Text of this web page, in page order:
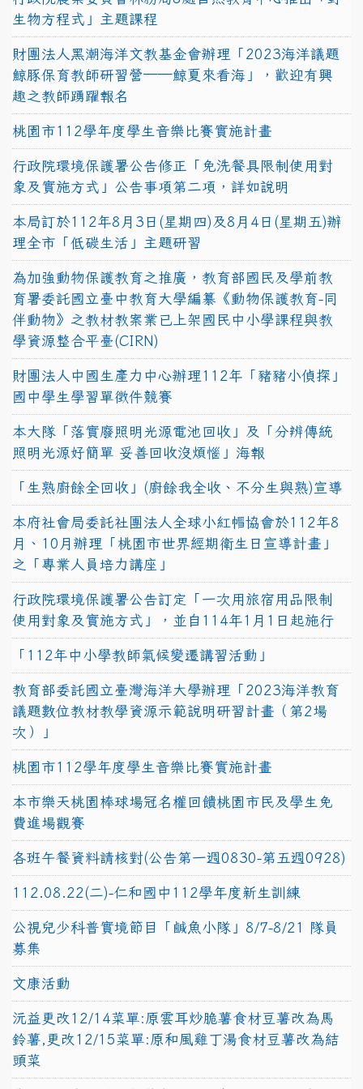
生物方程式」主題課程
財團法人黑潮海洋文教基金會辦理「2023海洋議題
鯨豚保育教師研習營──鯨夏來看海」，歡迎有興
趣之教師踴躍報名
桃園市112學年度學生音樂比賽實施計畫
行政院環境保護署公告修正「免洗餐具限制使用對
象及實施方式」公告事項第二項，詳如說明
本局訂於112年8月3日(星期四)及8月4日(星期五)辦
理全市「低碳生活」主題研習
為加強動物保護教育之推廣，教育部國民及學前教
育署委託國立臺中教育大學編纂《動物保護教育-同
伴動物》之教材教案業已上架國民中小學課程與教
學資源整合平臺(CIRN)
財團法人中國生產力中心辦理112年「豬豬小偵探」
國中學生學習單徵件競賽
本大隊「落實廢照明光源電池回收」及「分辨傳統
照明光源好簡單 妥善回收沒煩惱」海報
「生熟廚餘全回收」(廚餘我全收、不分生與熟)宣導
本府社會局委託社團法人全球小紅帽協會於112年8
月、10月辦理「桃園市世界經期衛生日宣導計畫」
之「專業人員培力講座」
行政院環境保護署公告訂定「一次用旅宿用品限制
使用對象及實施方式」，並自114年1月1日起施行
「112年中小學教師氣候變遷講習活動」
教育部委託國立臺灣海洋大學辦理「2023海洋教育
議題數位教材教學資源示範說明研習計畫（第2場
次）」
桃園市112學年度學生音樂比賽實施計畫
本市樂天桃園棒球場冠名權回饋桃園市民及學生免
費進場觀賽
各班午餐資料請核對(公告第一週0830-第五週0928)
112.08.22(二)-仁和國中112學年度新生訓練
公視兒少科普實境節目「鹹魚小隊」8/7-8/21 隊員
募集
文康活動
沅益更改12/14菜單:原雲耳炒脆薯食材豆薯改為馬
鈴薯,更改12/15菜單:原和風雞丁湯食材豆薯改為結
頭菜